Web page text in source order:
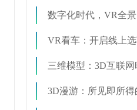
数字化时代，VR全
VR看车：开启线上
三维模型：3D互联
3D漫游：所见即所